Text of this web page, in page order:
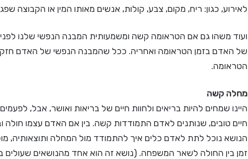
לאירוע, כגון: ריח, מקום, צבע, קולות, אנשים מאותו המין או הקבוצה
ועוד משהו גם אם הטראומה קשה ומשמעותית המבנה הנפשי שלנו
של האדם בזמן הטראומה ואחריה. ככל שהמבנה הנפשי של האדם
הטראומה.
מחלה קשה
היינו שמחים להיות בריאים ולחוות חיים של בריאות ואושר, אבל,
חיים טובים, שנותנים לאדם התמודדות קשה. בין אם האדם עצמו חולה
הנושא נוכל לתת לאדם כלים איך להתמודד מול המחלה ותוצאותיה,
זמן בין החולה לשאר המשפחה. (נושא זה הוא אחד מהנושאים